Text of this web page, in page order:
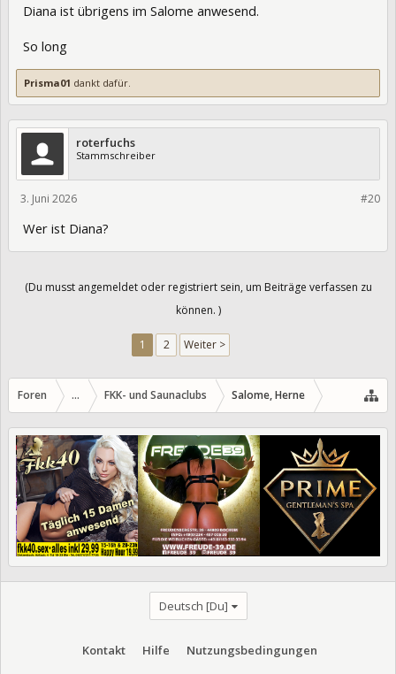
Diana ist übrigens im Salome anwesend.
So long
Prisma01 dankt dafür.
roterfuchs
Stammschreiber
#20
3. Juni 2026
Wer ist Diana?
(Du musst angemeldet oder registriert sein, um Beiträge verfassen zu
können. )
1 2 Weiter >
Foren ... FKK- und Saunaclubs Salome, Herne
Deutsch [Du]
Kontakt Hilfe Nutzungsbedingungen